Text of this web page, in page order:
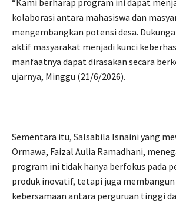
“Kami berharap program ini dapat
kolaborasi antara mahasiswa dan
mengembangkan potensi desa.
aktif masyarakat menjadi kunci
manfaatnya dapat dirasakan secara
ujarnya, Minggu (21/6/2026).
Sementara itu, Salsabila Isnaini yang
Ormawa, Faizal Aulia Ramadhani,
program ini tidak hanya berfokus pada
produk inovatif, tetapi juga
kebersamaan antara perguruan tinggi